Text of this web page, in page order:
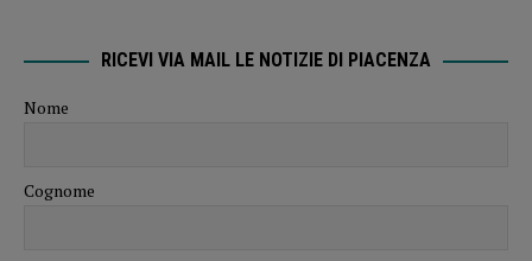
RICEVI VIA MAIL LE NOTIZIE DI PIACENZA
Nome
Cognome